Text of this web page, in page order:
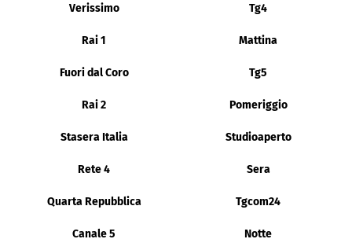
Verissimo Tg4
Rai 1 Mattina
Fuori dal Coro Tg5
Rai 2 Pomeriggio
Stasera Italia Studioaperto
Rete 4 Sera
Quarta Repubblica Tgcom24
Canale 5 Notte